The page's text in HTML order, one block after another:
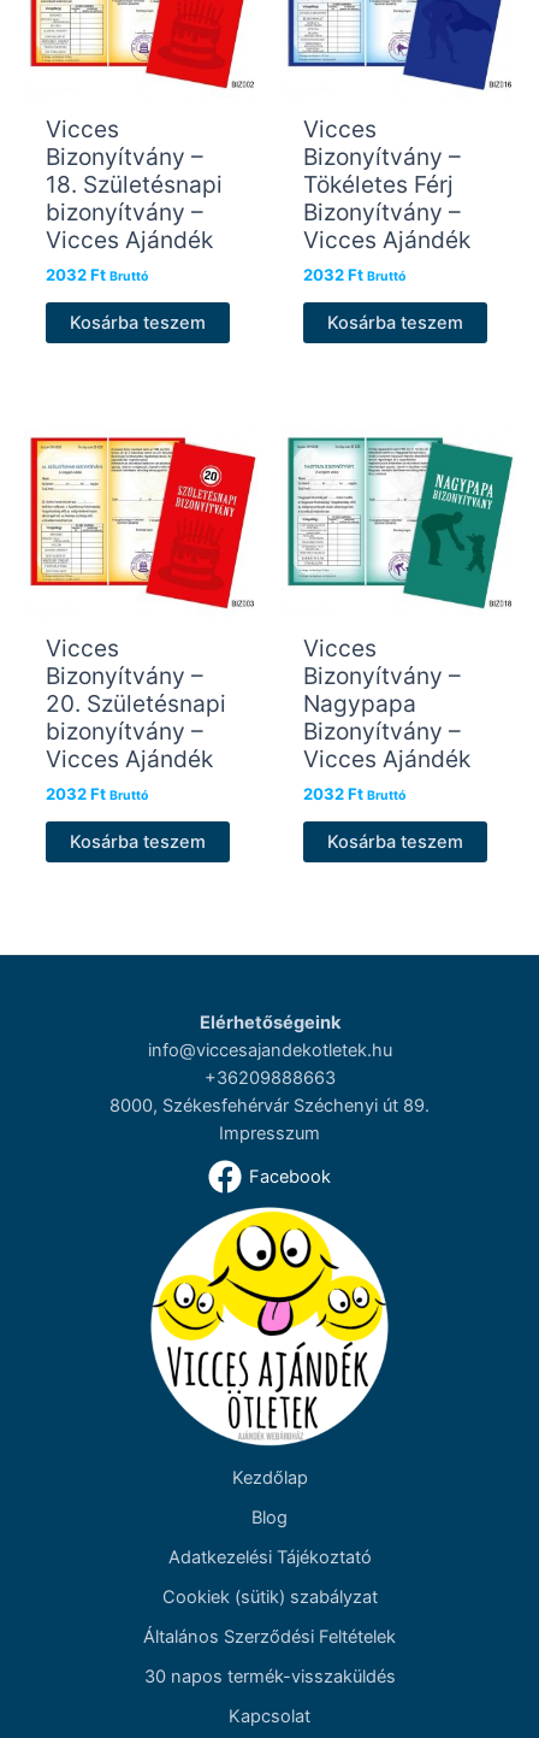
Vicces
Bizonyítvány –
18. Születésnapi
bizonyítvány –
Vicces Ajándék
2032Ft Bruttó
Kosárba teszem
Vicces
Bizonyítvány –
Tökéletes Férj
Bizonyítvány –
Vicces Ajándék
2032Ft Bruttó
Kosárba teszem
Vicces
Bizonyítvány –
20. Születésnapi
bizonyítvány –
Vicces Ajándék
2032Ft Bruttó
Kosárba teszem
Vicces
Bizonyítvány –
Nagypapa
Bizonyítvány –
Vicces Ajándék
2032Ft Bruttó
Kosárba teszem
Elérhetőségeink
info@viccesajandekotletek.hu
+36209888663
8000, Székesfehérvár Széchenyi út 89.
Impresszum
Facebook
Kezdőlap
Blog
Adatkezelési Tájékoztató
Cookiek (sütik) szabályzat
Általános Szerződési Feltételek
30 napos termék-visszaküldés
Kapcsolat